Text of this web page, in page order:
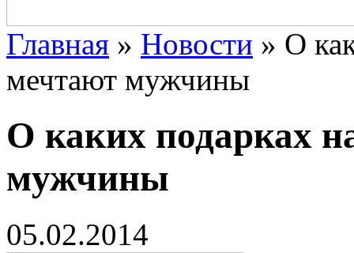
Главная » Новости » О
мечтают мужчины
О каких подарках
мужчины
05.02.2014